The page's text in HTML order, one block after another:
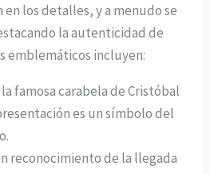
los detalles, y a menudo se
la autenticidad de
emblemáticos incluyen:
la famosa carabela de Cristóbal
es un símbolo del
reconocimiento de la llegada